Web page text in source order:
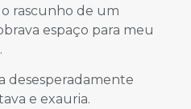
rascunho de um
espaço para meu
desesperadamente
e exauria.